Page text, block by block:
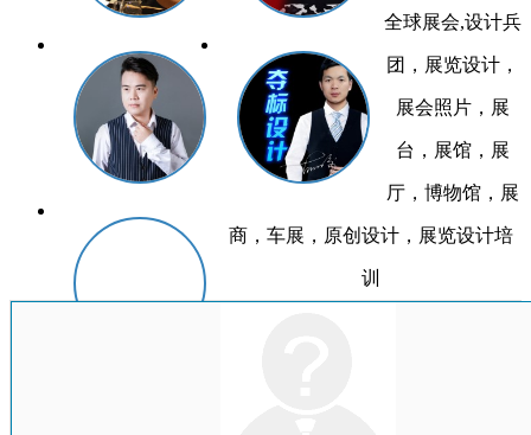
全球展会,设计兵
团，展览设计，
展会照片，展
台，展馆，展
厅，博物馆，展
商，车展，原创设计，展览设计培
训